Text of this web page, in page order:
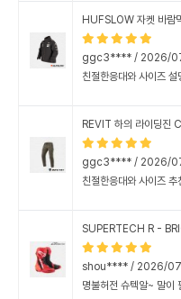
HUFSLOW 자켓 바
ggc3**** / 2026/
친절한응대와 사이즈
REVIT 하의 라이딩
ggc3**** / 2026/
친절한응대와 사이즈
SUPERTECH R -
shou**** / 2026/
명불허전 슈텍알~ 말이